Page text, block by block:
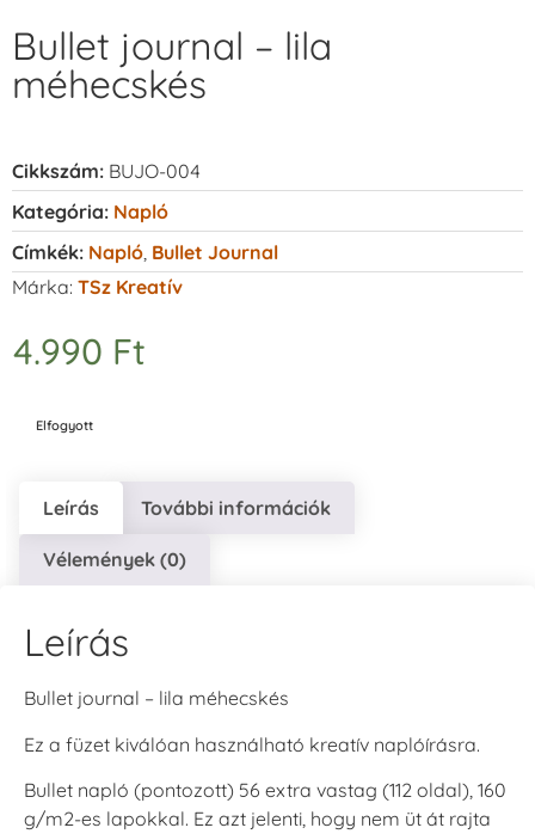
Bullet journal – lila
méhecskés
Cikkszám: BUJO-004
Kategória: Napló
Címkék: Napló Bullet Journal
Márka: TSz Kreatív
4.990 Ft
Elfogyott
Leírás További információk
Vélemények (0)
Leírás
Bullet journal – lila méhecskés
Ez a füzet kiválóan használható kreatív naplóírásra.
Bullet napló (pontozott) 56 extra vastag (112 oldal), 160
g/m2-es lapokkal. Ez azt jelenti, hogy nem üt át rajta